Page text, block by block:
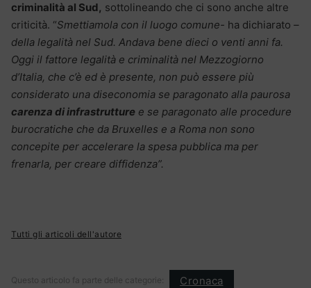
criminalità al Sud, sottolineando che ci sono anche altre
criticità. “Smettiamola con il luogo comune- ha dichiarato –
della legalità nel Sud. Andava bene dieci o venti anni fa.
Oggi il fattore legalità e criminalità nel Mezzogiorno
d’Italia, che c’è ed è presente, non può essere più
considerato una diseconomia se paragonato alla paurosa
carenza di infrastrutture e se paragonato alle procedure
burocratiche che da Bruxelles e a Roma non sono
concepite per accelerare la spesa pubblica ma per
frenarla, per creare diffidenza”.
Tutti gli articoli dell'autore
Questo articolo fa parte delle categorie: Cronaca